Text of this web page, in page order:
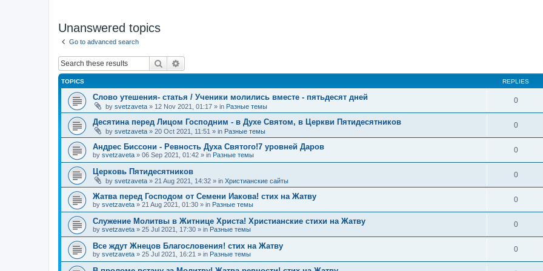
Unanswered topics
Go to advanced search
Search
TOPICS REPLIES
Слово утешения- статья / Ученики молились вместе - пятьдесят дней
by svetzaveta » 12 Nov 2021, 01:17 » in Разные темы
0
Десятина перед Лицом Господним - в Духе Святом, в Церкви Пятидесятников
by svetzaveta » 20 Oct 2021, 11:51 » in Разные темы
0
Андрес Биссони - Ревность Духа Святого!7 уровней Даров
by svetzaveta » 06 Sep 2021, 01:42 » in Разные темы
0
Церковь Пятидесятников
by svetzaveta » 21 Aug 2021, 14:32 » in Христианские сайты
0
Жатва перед Господом от Семени Иакова! стих на Жатву
by svetzaveta » 21 Aug 2021, 01:30 » in Разные темы
0
Служение Молитвы в Житнице Христа! Христианские стихи на Жатву
by svetzaveta » 25 Jul 2021, 17:30 » in Разные темы
0
Все ждут Жнецов Благословения! стих на Жатву
by svetzaveta » 25 Jul 2021, 16:21 » in Разные темы
0